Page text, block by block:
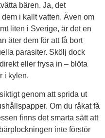
bären. Ja, det
i kallt vatten. Även om
liten i Sverige, är det en
äter dem för att få bort
parasiter. Skölj dock
eller frysa in – blöta
i kylen.
genom att sprida ut
Om du råkat få
finns det smarta sätt att
inte förstör